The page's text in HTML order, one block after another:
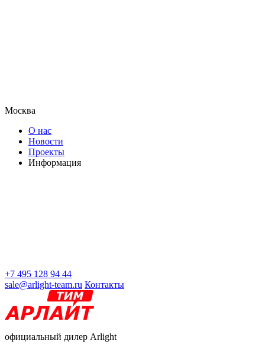
Москва
О нас
Новости
Проекты
Информация
+7 495 128 94 44
sale@arlight-team.ru Контакты
официальный дилер Arlight